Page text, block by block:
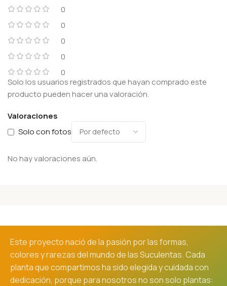
0
0
0
0
0
Valoraciones
Solo con fotos
No hay valoraciones aún.
Solo los usuarios registrados que hayan comprado este
producto pueden hacer una valoración.
Este proyecto nació de la pasión por las formas,
colores y rarezas del mundo de las Suculentas. Cada
planta que compartimos ha sido elegida y cuidada con
dedicación, porque para nosotros no son solo plantas: